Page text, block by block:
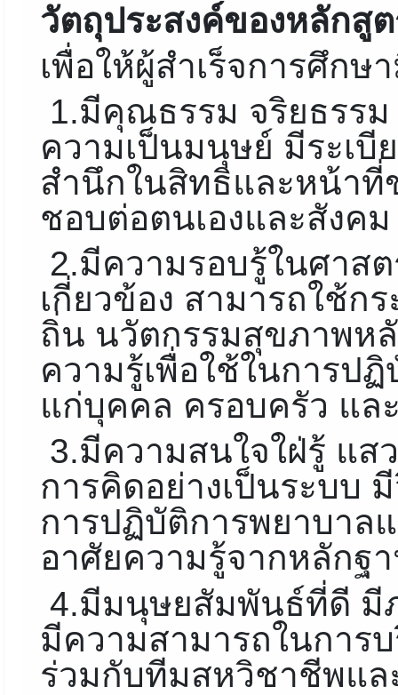
วัตถุประสงค์ของหลักสู
เพื่อให้ผู้สำเร็จการศึก
1.มีคุณธรรม จริยธรร
ความเป็นมนุษย์ มีระเบี
สำนึกในสิทธิและหน้า
ชอบต่อตนเองและสังคม
2.มีความรอบรู้ในศาส
เกี่ยวข้อง สามารถใช้
ถิ่น นวัตกรรมสุขภาพห
ความรู้เพื่อใช้ในการป
แก่บุคคล ครอบครัว แล
3.มีความสนใจใฝ่รู้ แส
การคิดอย่างเป็นระบ
การปฏิบัติการพยาบา
อาศัยความรู้จากหลักฐ
4.มีมนุษยสัมพันธ์ที่ดี มี
มีความสามารถในการ
ร่วมกับทีมสหวิชาชีพแล